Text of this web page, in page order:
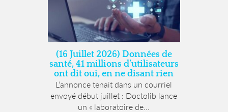
(16 Juillet 2026) Données de
santé, 41 millions d’utilisateurs
ont dit oui, en ne disant rien
L’annonce tenait dans un courriel
envoyé début juillet : Doctolib lance
un « laboratoire de...